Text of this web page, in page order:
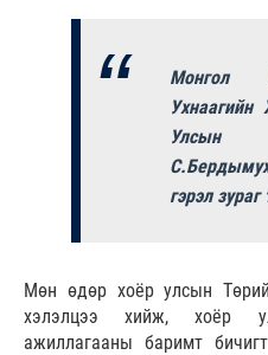
Монгол
Ухнаагийн
Улсын
гэрэл зураг
Мөн өдөр хоёр улсын
хэлэлцээ хийж, хоёр
ажиллагааны баримт